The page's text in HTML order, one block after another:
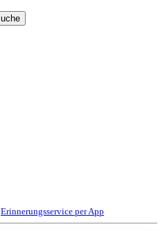
Erinnerungsservice per App